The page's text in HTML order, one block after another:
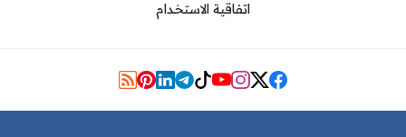
اتفاقية الاستخدام
Social Links